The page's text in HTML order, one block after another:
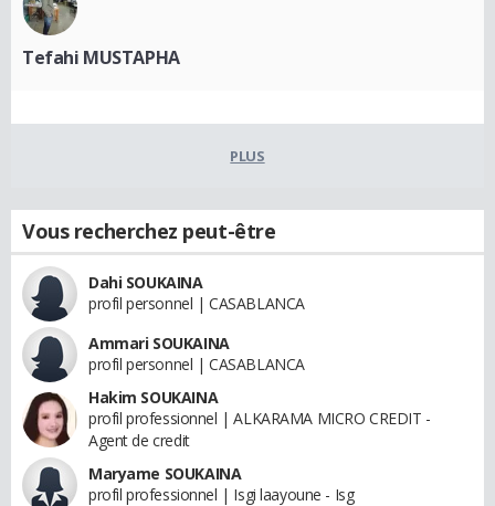
Tefahi MUSTAPHA
PLUS
Vous recherchez peut-être
Dahi SOUKAINA
profil personnel | CASABLANCA
Ammari SOUKAINA
profil personnel | CASABLANCA
Hakim SOUKAINA
profil professionnel | ALKARAMA MICRO CREDIT -
Agent de credit
Maryame SOUKAINA
profil professionnel | Isgi laayoune - Isg